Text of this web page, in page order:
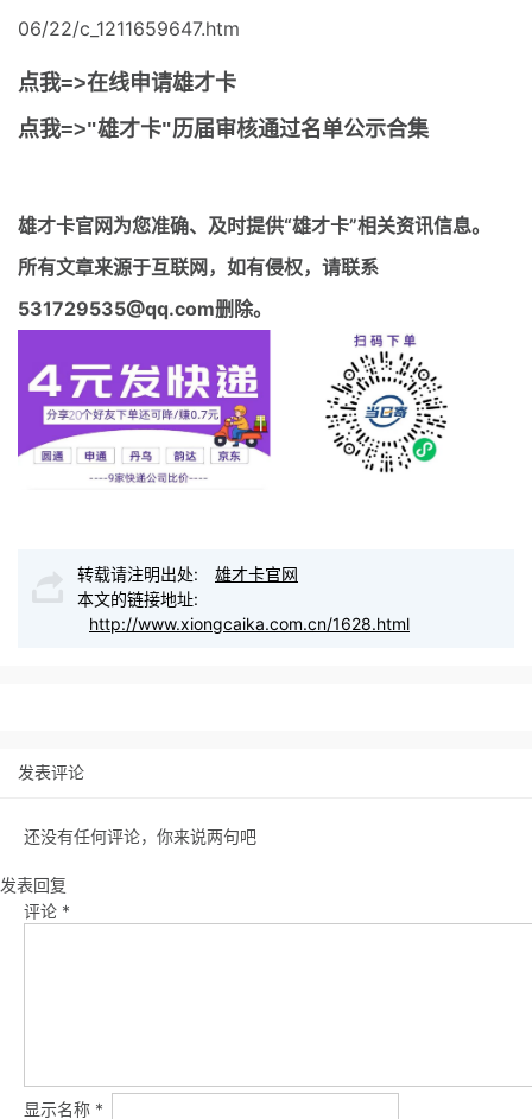
06/22/c_1211659647.htm
点我=>在线申请雄才卡
点我=>"雄才卡"历届审核通过名单公示合集
雄才卡官网为您准确、及时提供“雄才卡”相关资讯信息。
所有文章来源于互联网，如有侵权，请联系
531729535@qq.com删除。
转载请注明出处:
雄才卡官网
本文的链接地址:
http://www.xiongcaika.com.cn/1628.html
发表评论
还没有任何评论，你来说两句吧
发表回复
评论 *
显示名称 *